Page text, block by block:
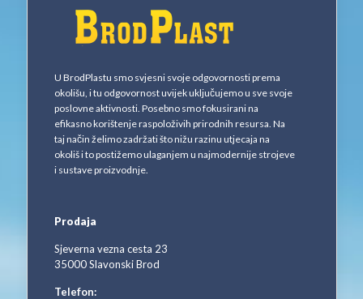
U BrodPlastu smo svjesni svoje odgovornosti prema
okolišu, i tu odgovornost uvijek uključujemo u sve svoje
poslovne aktivnosti. Posebno smo fokusirani na
efikasno korištenje raspoloživih prirodnih resursa. Na
taj način želimo zadržati što nižu razinu utjecaja na
okoliš i to postižemo ulaganjem u najmodernije strojeve
i sustave proizvodnje.
Prodaja
Sjeverna vezna cesta 23
35000 Slavonski Brod
Telefon: